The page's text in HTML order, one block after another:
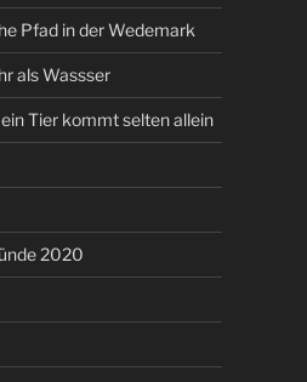
Pfad in der Wedemark
als Wassser
Tier kommt selten allein
2020